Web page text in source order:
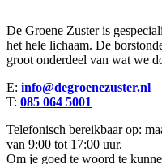
De Groene Zuster is
het hele lichaam. De
groot onderdeel van wat we
E: info@degroenezuster.nl
T: 085 064 5001
Telefonisch bereikbaar op:
van 9:00 tot 17:00 uur.
Om je goed te woord te